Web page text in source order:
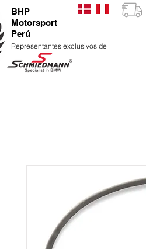
BHP
Motorsport
Perú
Representantes exclusivos de